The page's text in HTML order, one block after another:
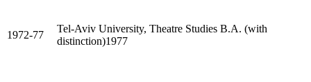
1972-77
Tel-Aviv University, Theatre Studies B.A. (with
distinction)1977